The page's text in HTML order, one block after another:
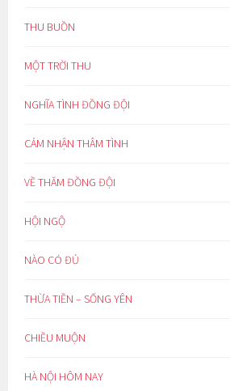
THU BUỒN
MỘT TRỜI THU
NGHĨA TÌNH ĐỒNG ĐỘI
CẢM NHẬN THÂM TÌNH
VỀ THĂM ĐỒNG ĐỘI
HỘI NGỘ
NÀO CÓ ĐỦ
THỪA TIỀN – SỐNG YÊN
CHIỀU MUỘN
HÀ NỘI HÔM NAY